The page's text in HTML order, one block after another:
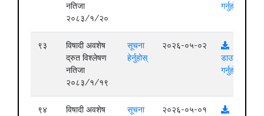
नतिजा
२०८३/१/२०
गर्नुहोस्
९३
विषादी अवशेष
द्रुत विश्लेषण
नतिजा
२०८३/१/१९
सूचना
हेर्नुहोस्
२०२६-०५-०२
डाउनलोड
गर्नुहोस्
९४
विषादी अवशेष
सूचना
२०२६-०५-०१